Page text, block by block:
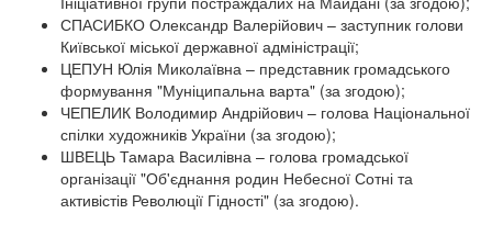
СПАСИБКО Олександр Валерійович – заступник голови
Київської міської державної адміністрації;
ЦЕПУН Юлія Миколаївна – представник громадського
формування "Муніципальна варта" (за згодою);
ЧЕПЕЛИК Володимир Андрійович – голова Національної
спілки художників України (за згодою);
ШВЕЦЬ Тамара Василівна – голова громадської
організації "Об'єднання родин Небесної Сотні та
активістів Революції Гідності" (за згодою).